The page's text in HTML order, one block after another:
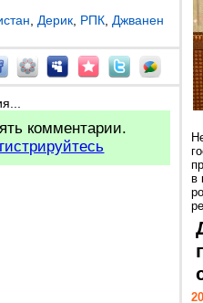
Дерик РПК Джванен
комментарии.
в